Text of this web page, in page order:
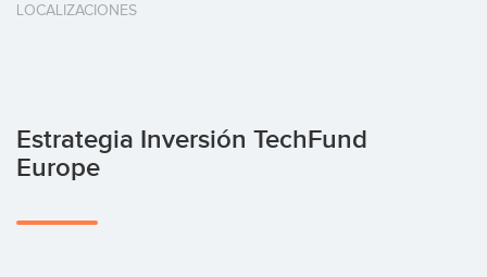
LOCALIZACIONES
Estrategia Inversión TechFund
Europe